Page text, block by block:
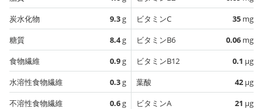
炭水化物
9.3g
糖質
8.4g
食物繊維
0.9g
水溶性食物繊維
0.3g
不溶性食物繊維
0.6g
ビタミンC
35 mg
ビタミンB6
0.06 mg
ビタミンB12
0.1 µg
葉酸
42 µg
ビタミンA
21 µg